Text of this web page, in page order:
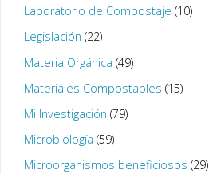
Laboratorio de Compostaje (10)
Legislación (22)
Materia Orgánica (49)
Materiales Compostables (15)
Mi Investigación (79)
Microbiología (59)
Microorganismos beneficiosos (29)